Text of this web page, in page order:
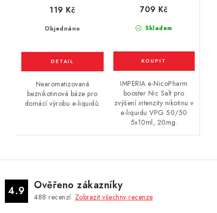
Objednáno
119 Kč
Nearomatizovaná
beznikotinová báze pro
domácí výrobu e-liquidů.
Skladem
709 Kč
IMPERIA e-NicoPharm
booster Nic Salt pro
zvýšení intenzity nikotinu v
e-liquidu VPG 50/50
5x10ml, 20mg.
4.9 Ověřeno zákazníky
488 recenzí. Zobrazit všechny recenze